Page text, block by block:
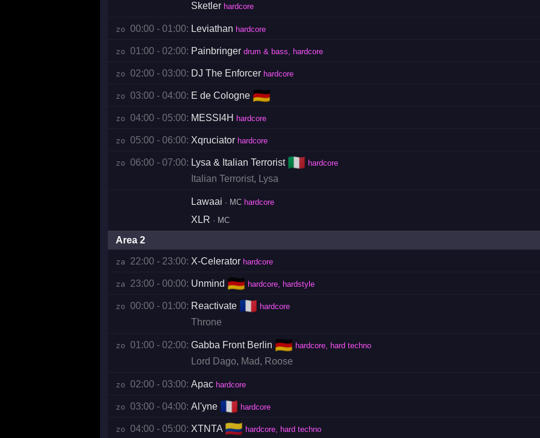
Sketler hardcore
zo 00:00 - 01:00: Leviathan hardcore
zo 01:00 - 02:00: Painbringer drum & bass, hardcore
zo 02:00 - 03:00: DJ The Enforcer hardcore
zo 03:00 - 04:00: E de Cologne 🇩🇪
zo 04:00 - 05:00: MESSI4H hardcore
zo 05:00 - 06:00: Xqruciator hardcore
zo 06:00 - 07:00: Lysa & Italian Terrorist 🇮🇹 hardcore
Italian Terrorist, Lysa
Lawaai · MC hardcore
XLR · MC
Area 2
za 22:00 - 23:00: X-Celerator hardcore
za 23:00 - 00:00: Unmind 🇩🇪 hardcore, hardstyle
zo 00:00 - 01:00: Reactivate 🇫🇷 hardcore
Throne
zo 01:00 - 02:00: Gabba Front Berlin 🇩🇪 hardcore, hard techno
Lord Dago, Mad, Roose
zo 02:00 - 03:00: Apac hardcore
zo 03:00 - 04:00: Al'yne 🇫🇷 hardcore
zo 04:00 - 05:00: XTNTA 🇨🇴 hardcore, hard techno